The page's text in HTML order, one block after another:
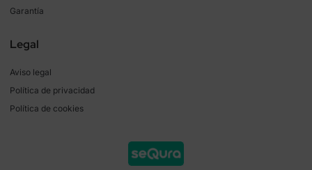
Garantía
Legal
Aviso legal
Política de privacidad
Política de cookies